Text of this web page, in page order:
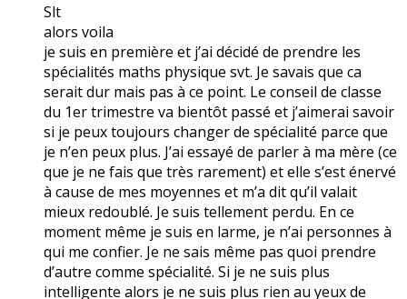
Slt
alors voila
je suis en première et j’ai décidé de prendre les
spécialités maths physique svt. Je savais que ca
serait dur mais pas à ce point. Le conseil de classe
du 1er trimestre va bientôt passé et j’aimerai savoir
si je peux toujours changer de spécialité parce que
je n’en peux plus. J’ai essayé de parler à ma mère (ce
que je ne fais que très rarement) et elle s’est énervé
à cause de mes moyennes et m’a dit qu’il valait
mieux redoublé. Je suis tellement perdu. En ce
moment même je suis en larme, je n’ai personnes à
qui me confier. Je ne sais même pas quoi prendre
d’autre comme spécialité. Si je ne suis plus
intelligente alors je ne suis plus rien au yeux de